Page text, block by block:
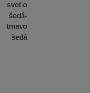
svetlo
šedá-
tmavo
šedá